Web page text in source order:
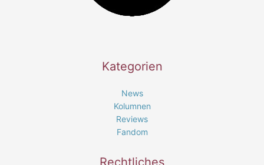
Kategorien
News
Kolumnen
Reviews
Fandom
Rechtliches